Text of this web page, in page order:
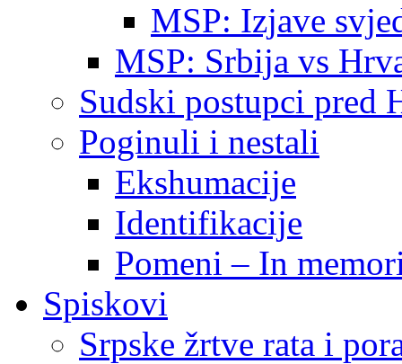
MSP: Izjave
MSP: Srbija vs
Sudski postupci pred
Poginuli i nestali
Ekshumacije
Identifikacije
Pomeni – In
Spiskovi
Srpske žrtve rata i